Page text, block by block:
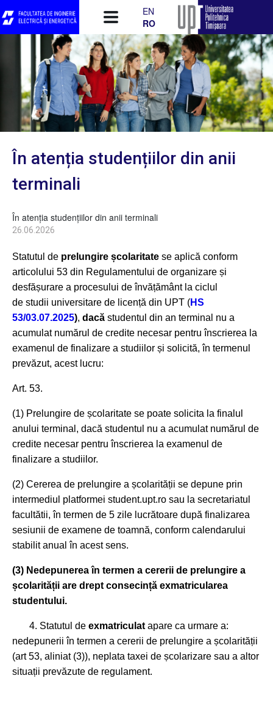
EN
RO
În atenția studențiilor din anii
terminali
În atenția studențiilor din anii terminali
26.06.2026
Statutul de prelungire școlaritate se aplică conform
articolului 53 din Regulamentului de organizare și
desfășurare a procesului de învățământ la ciclul
de studii universitare de licență din UPT (HS
53/03.07.2025), dacă studentul din an terminal nu a
acumulat numărul de credite necesar pentru înscrierea la
examenul de finalizare a studiilor și solicită, în termenul
prevăzut, acest lucru:
Art. 53.
(1) Prelungire de școlaritate se poate solicita la finalul
anului terminal, dacă studentul nu a acumulat numărul de
credite necesar pentru înscrierea la examenul de
finalizare a studiilor.
(2) Cererea de prelungire a școlarității se depune prin
intermediul platformei student.upt.ro sau la secretariatul
facultătii, în termen de 5 zile lucrătoare după finalizarea
sesiunii de examene de toamnă, conform calendarului
stabilit anual în acest sens.
(3) Nedepunerea în termen a cererii de prelungire a
școlarității are drept consecință exmatricularea
studentului.
4. Statutul de exmatriculatapare ca urmare a:
nedepunerii în termen a cererii de prelungire a școlarității
(art 53, aliniat (3)), neplata taxei de școlarizare sau a altor
situații prevăzute de regulament.